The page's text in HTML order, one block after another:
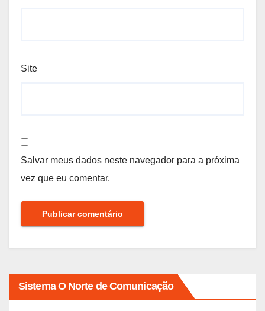
Site
Salvar meus dados neste navegador para a próxima
vez que eu comentar.
Sistema O Norte de Comunicação